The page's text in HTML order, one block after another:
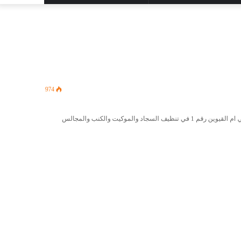
974
شركة تنظيف سجاد في ام القيوين شركتنا شركة تنظيف سجاد في ام القيوين رقم 1 في تنظيف السجاد والموكيت والكنب والمجالس